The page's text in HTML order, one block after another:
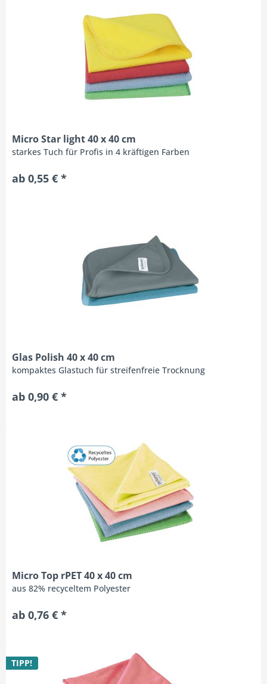
Micro Star light 40 x 40 cm
starkes Tuch für Profis in 4 kräftigen Farben
ab 0,55 € *
Glas Polish 40 x 40 cm
kompaktes Glastuch für streifenfreie Trocknung
ab 0,90 € *
Micro Top rPET 40 x 40 cm
aus 82% recyceltem Polyester
ab 0,76 € *
TIPP!